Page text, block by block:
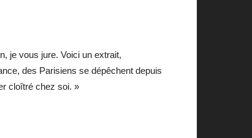
je vous jure. Voici un extrait,
des Parisiens se dépêchent depuis
cloîtré chez soi. »